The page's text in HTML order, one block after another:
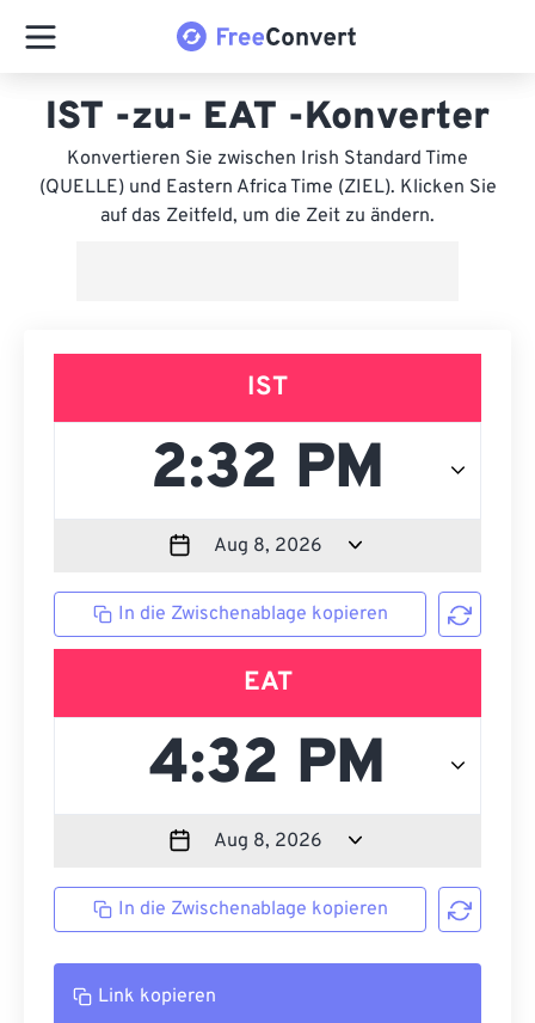
IST -zu- EAT -Konverter
Konvertieren Sie zwischen Irish Standard Time
(QUELLE) und Eastern Africa Time (ZIEL). Klicken Sie
auf das Zeitfeld, um die Zeit zu ändern.
IST
In die Zwischenablage kopieren
EAT
In die Zwischenablage kopieren
Link kopieren